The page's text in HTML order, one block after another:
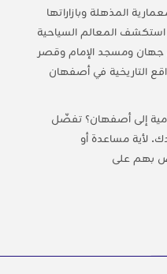
المذهلة وبازاراتها
استكشف المعالم السياحية
جهان ومسجد الإمام وقصر
التاريخية في أصفهان
إلى أصفهان؟ تفضّل
لأية مساعدة أو
بهم على